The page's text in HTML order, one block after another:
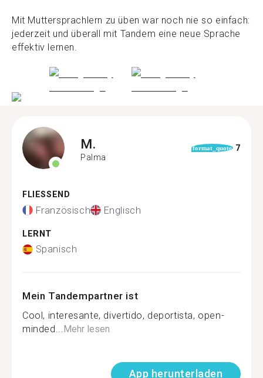
Mit Muttersprachlern zu üben war noch nie so einfach:
jederzeit und überall mit Tandem eine neue Sprache
effektiv lernen.
M.
Palma
format_quote 7
FLIESSEND
Französisch Englisch
LERNT
Spanisch
Mein Tandempartner ist
Cool, interesante, divertido, deportista, open-
minded...Mehr lesen
App herunterladen